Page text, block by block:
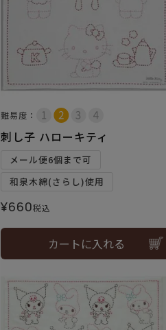
難易度：
刺し子 ハローキティ
メール便6個まで可
和泉木綿(さらし)使用
¥660税込
カートに入れる